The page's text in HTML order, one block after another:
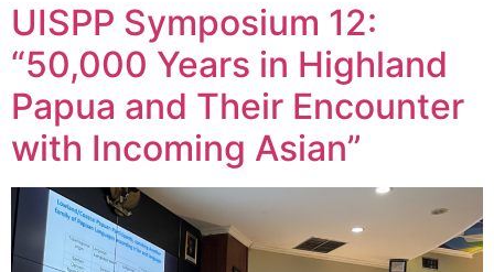
UISPP Symposium 12:
“50,000 Years in Highland
Papua and Their Encounter
with Incoming Asian”